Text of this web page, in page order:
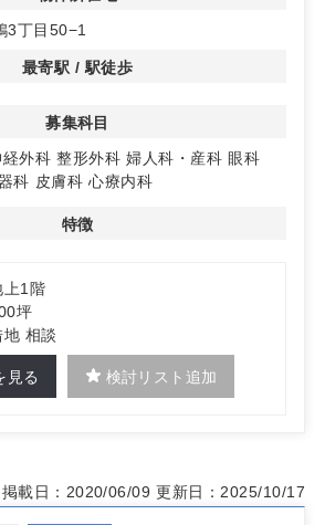
スペースを希望の面積で賃貸可能で
模に合わせた空間設計が可能で、理想
で幅広い診療科目で開業可能です。地
応えるクリニックとして、多くの患者
詳細はお問い合わせください。
3丁目50−1
最寄駅 / 駅徒歩
募集科目
経外科 整形外科 婦人科・産科 眼科
科 皮膚科 心療内科
特徴
上1階
坪
地 相談
見る 検討リスト追加
掲載日：2020/06/09 更新日：2025/10/17